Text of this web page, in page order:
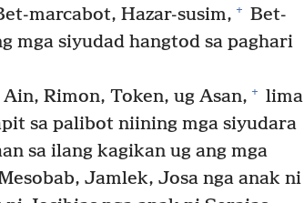
marcabot, Hazar-susim, + Bet-
mga siyudad hangtod sa paghari
Rimon, Token, ug Asan, + lima
sa palibot niining mga siyudara
sa ilang kagikan ug ang mga
Jamlek, Josa nga anak ni